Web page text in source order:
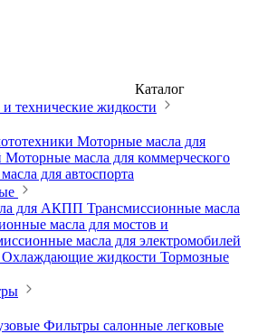
Каталог
технические жидкости
Моторные масла для
Моторные масла для коммерческого
для автоспорта
для АКПП Трансмиссионные масла
масла для мостов и
масла для электромобилей
Охлаждающие жидкости Тормозные
Фильтры салонные легковые